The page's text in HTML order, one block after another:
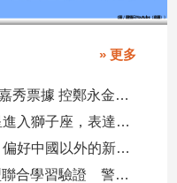
» 更多
要再選先說清4000萬！吳子嘉秀票據 控鄭永金為鄭朝方2018選縣長籌錢至今未還
08/09-08/15 星座週運「水星進入獅子座，表達力、自信與創意提升」
瑞士百達資產管理8月展望！偏好中國以外的新興市場 看好這些產業
8大銀行攜手完成AI防詐模型聯合學習驗證 警示帳戶準確度提升2倍